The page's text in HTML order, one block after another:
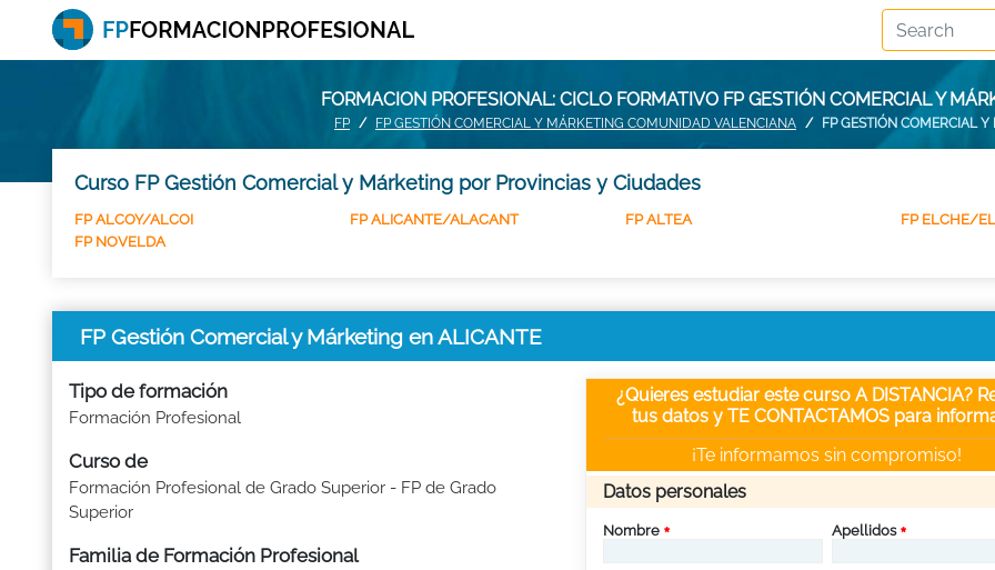
FORMACION PROFESIONAL: CICLO FORMATIVO FP GESTIÓN COMERCIAL Y
FP FP GESTIÓN COMERCIAL Y MÁRKETING COMUNIDAD VALENCIANA FP GESTIÓN COMERCIAL
Curso FP Gestión Comercial y Márketing por Provincias y Ciudades
FP ALCOY/ALCOI FP ALICANTE/ALACANT FP ALTEA FP ELCHE/
FP NOVELDA
FP Gestión Comercial y Márketing en ALICANTE
Tipo de formación
Formación Profesional
Curso de
Formación Profesional de Grado Superior - FP de Grado
Superior
Familia de Formación Profesional
¿Quieres estudiar este curso A DISTANCIA?
tus datos y TE CONTACTAMOS para
¡Te informamos sin compromiso!
Datos personales
Nombre Apellidos